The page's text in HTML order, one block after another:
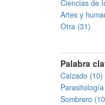
Ciencias de
Artes y
Otra (31)
Palabra
Calzado (10)
Sombrero